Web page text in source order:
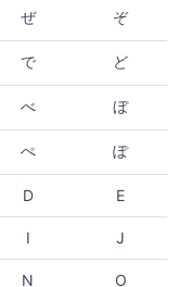
ぜ ぞ
で ど
べ ぼ
ぺ ぽ
D E
I J
N O